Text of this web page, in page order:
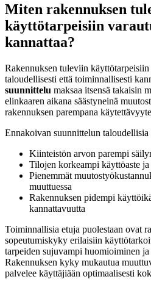
Miten rakennuksen
käyttötarpeisiin
kannattaa?
Rakennuksen tuleviin
taloudellisesti että toiminnallisesti
suunnittelu maksaa itsensä takaisin
elinkaaren aikana säästyneinä
rakennuksen parempana
Ennakoivan suunnittelun taloudellisia
Kiinteistön arvon parempi
Tilojen korkeampi käyttöaste
Pienemmät
muuttuessa
Rakennuksen pidempi
kannattavuutta
Toiminnallisia etuja puolestaan ovat
sopeutumiskyky erilaisiin
tarpeiden sujuvampi huomioiminen
Rakennuksen kyky mukautua
palvelee käyttäjiään optimaalisesti